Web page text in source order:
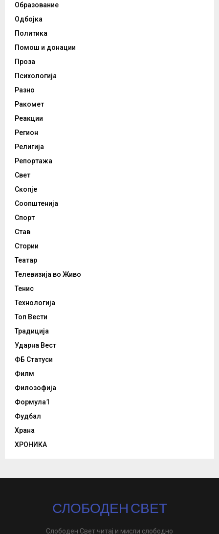
Образование
Одбојка
Политика
Помош и донации
Проза
Психологија
Разно
Ракомет
Реакции
Регион
Религија
Репортажа
Свет
Скопје
Соопштенија
Спорт
Став
Стории
Театар
Телевизија во Живо
Тенис
Технологија
Топ Вести
Традиција
Ударна Вест
ФБ Статуси
Филм
Филозофија
Формула1
Фудбал
Храна
ХРОНИКА
СЛОБОДЕН СВЕТ
Слободен Свет читај и мисли слободно